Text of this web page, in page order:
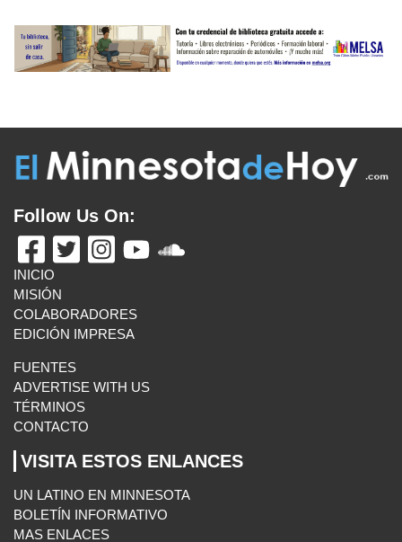
INICIO
FUENTES
ADVERTISE WITH US
CONTACTO
VISITA ESTOS ENLANCES
UN LATINO EN MINNESOTA
BOLETÍN INFORMATIVO
MAS ENLACES
E-MAIL US
©2026 MLatino Media, LLC